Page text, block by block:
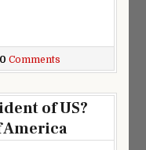
0 Comments
of US?
America